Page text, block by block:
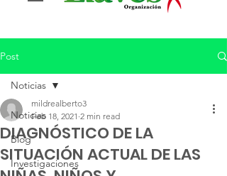
Post
Noticias
Blog
Investigaciones
Noticias
DIAGNÓSTICO DE LA
SITUACIÓN ACTUAL DE LAS
mildrealberto3
Feb 18, 2021 2 min read